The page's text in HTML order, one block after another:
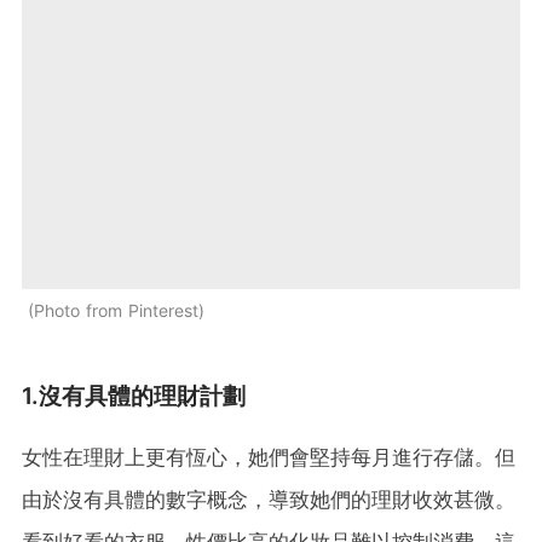
Photo from Pinterest
1.沒有具體的理財計劃
女性在理財上更有恆心，她們會堅持每月進行存儲。但
由於沒有具體的數字概念，導致她們的理財收效甚微。